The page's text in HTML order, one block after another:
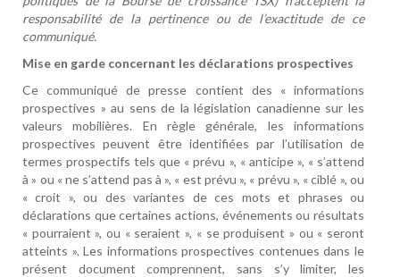
responsabilité de la pertinence ou de l’exactitude de ce
communiqué.
Mise en garde concernant les déclarations prospectives
Ce communiqué de presse contient des « informations
prospectives » au sens de la législation canadienne sur les
valeurs mobilières. En règle générale, les informations
prospectives peuvent être identifiées par l’utilisation de
termes prospectifs tels que « prévu », « anticipe », « s’attend
à » ou « ne s’attend pas à », « est prévu », « prévu », « ciblé », ou
« croit », ou des variantes de ces mots et phrases ou
déclarations que certaines actions, événements ou résultats
« pourraient », ou « seraient », « se produisent » ou « seront
atteints ». Les informations prospectives contenues dans le
présent document comprennent, sans s’y limiter, les